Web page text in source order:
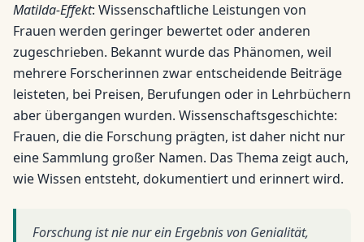
Matilda-Effekt: Wissenschaftliche Leistungen von
Frauen werden geringer bewertet oder anderen
zugeschrieben. Bekannt wurde das Phänomen, weil
mehrere Forscherinnen zwar entscheidende Beiträge
leisteten, bei Preisen, Berufungen oder in Lehrbüchern
aber übergangen wurden. Wissenschaftsgeschichte:
Frauen, die die Forschung prägten, ist daher nicht nur
eine Sammlung großer Namen. Das Thema zeigt auch,
wie Wissen entsteht, dokumentiert und erinnert wird.
Forschung ist nie nur ein Ergebnis von Genialität,